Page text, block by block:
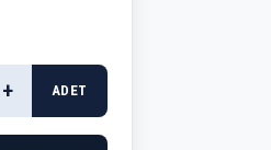
+ ADET